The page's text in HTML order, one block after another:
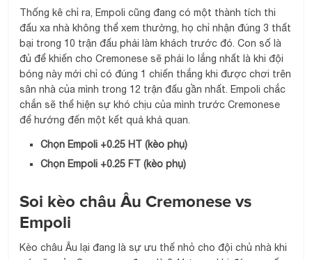
Thống kê chỉ ra, Empoli cũng đang có một thành tích thi
đấu xa nhà không thể xem thường, họ chỉ nhận đúng 3 thất
bại trong 10 trận đấu phải làm khách trước đó. Con số là
đủ để khiến cho Cremonese sẽ phải lo lắng nhất là khi đội
bóng này mới chỉ có đúng 1 chiến thắng khi được chơi trên
sân nhà của mình trong 12 trận đấu gần nhất. Empoli chắc
chắn sẽ thể hiện sự khó chịu của mình trước Cremonese
để hướng đến một kết quả khả quan.
Chọn Empoli +0.25 HT (kèo phụ)
Chọn Empoli +0.25 FT (kèo phụ)
Soi kèo châu Âu Cremonese vs
Empoli
Kèo châu Âu lại đang là sự ưu thế nhỏ cho đội chủ nhà khi